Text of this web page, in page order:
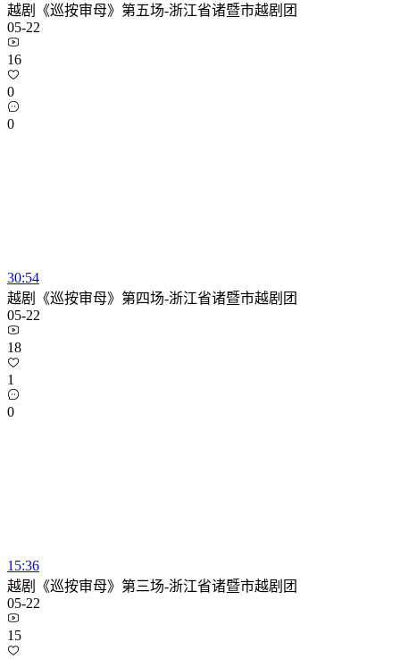
越剧《巡按审母》第五场-浙江省诸暨市越剧团
05-22
16
0
0
30:54
越剧《巡按审母》第四场-浙江省诸暨市越剧团
05-22
18
1
0
15:36
越剧《巡按审母》第三场-浙江省诸暨市越剧团
05-22
15